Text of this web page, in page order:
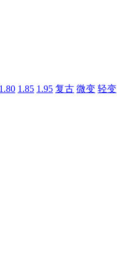
1.80 1.85 1.95 复古 微变 轻变